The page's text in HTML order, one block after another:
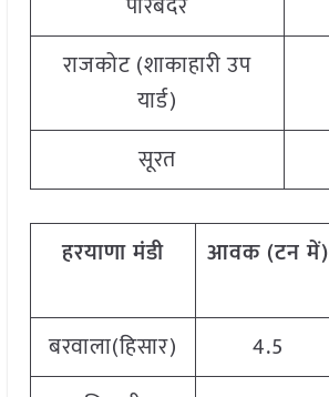
राजकोट (शाकाहारी उप
यार्ड)
सूरत
हरयाणामंडी आवक(टनमें)
बरवाला(हिसार)
4.5